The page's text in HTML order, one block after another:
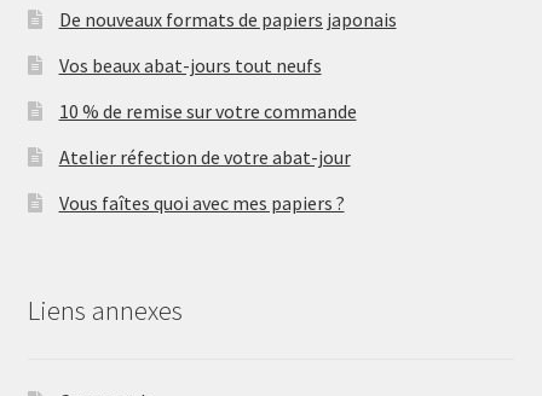
De nouveaux formats de papiers japonais
Vos beaux abat-jours tout neufs
10 % de remise sur votre commande
Atelier réfection de votre abat-jour
Vous faîtes quoi avec mes papiers ?
Liens annexes